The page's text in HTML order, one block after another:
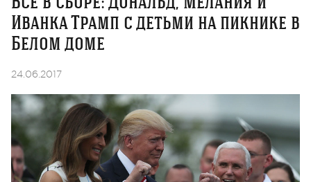
Иванка Трамп с детьми на пикнике в
Белом доме
24.06.2017